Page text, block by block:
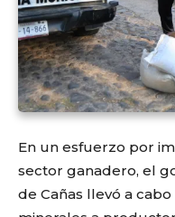
En un esfuerzo por
sector ganadero, el
de Cañas llevó a